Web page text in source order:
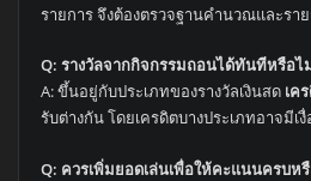
รายการ จึงต้องตรวจฐานคำนวณและรา
Q: รางวัลจากกิจกรรมถอนได้ทันทีหรือไ
A: ขึ้นอยู่กับประเภทของรางวัลเงินสด เค
รับต่างกัน โดยเครดิตบางประเภทอาจมี
Q: ควรเพิ่มยอดเล่นเพื่อให้คะแนนครบห